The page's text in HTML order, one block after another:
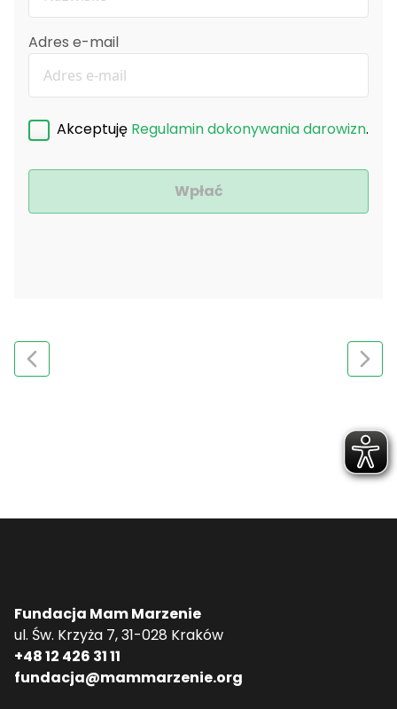
Adres e-mail
Akceptuję Regulamin dokonywania darowizn.
Wpłać
Fundacja Mam Marzenie
ul. Św. Krzyża 7, 31-028 Kraków
+48 12 426 31 11
fundacja@mammarzenie.org